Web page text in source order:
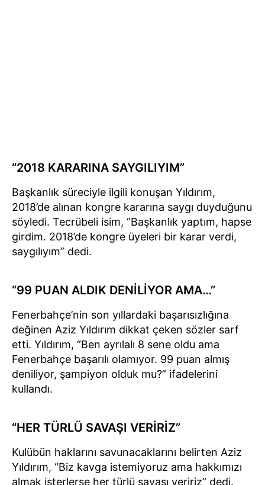
“2018 KARARINA SAYGILIYIM”
Başkanlık süreciyle ilgili konuşan Yıldırım,
2018’de alınan kongre kararına saygı duyduğunu
söyledi. Tecrübeli isim, “Başkanlık yaptım, hapse
girdim. 2018’de kongre üyeleri bir karar verdi,
saygılıyım” dedi.
“99 PUAN ALDIK DENİLİYOR AMA…”
Fenerbahçe’nin son yıllardaki başarısızlığına
değinen Aziz Yıldırım dikkat çeken sözler sarf
etti. Yıldırım, “Ben ayrılalı 8 sene oldu ama
Fenerbahçe başarılı olamıyor. 99 puan almış
deniliyor, şampiyon olduk mu?” ifadelerini
kullandı.
“HER TÜRLÜ SAVAŞI VERİRİZ”
Kulübün haklarını savunacaklarını belirten Aziz
Yıldırım, “Biz kavga istemiyoruz ama hakkımızı
almak isterlerse her türlü savaşı veririz” dedi.